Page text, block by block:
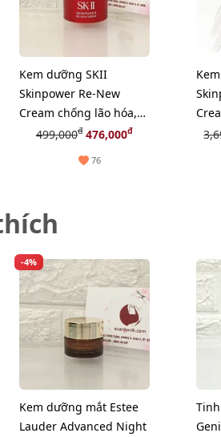
Kem dưỡng SKII
Skinpower Re-New
Cream chống lão hóa,
phục hồi nuôi dưỡng
499,000đ476,000đ
76
-4%
Kem dưỡng mắt Estee
Lauder Advanced Night